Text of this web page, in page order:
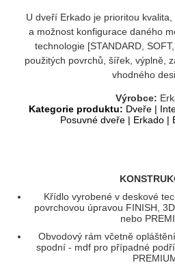
U dveří Erkado je prioritou
a možnost konfigurace daného
technologie [STANDARD,
použitých povrchů, šířek, výplně,
vhodného
Výrobce:
Kategorie produktu: Dveře|
Posuvné dveře| Erkado|
Křídlo vyrobené v deskové
povrchovou úpravou FINISH,
nebo
Obvodový rám včetně
spodní - mdf pro případné